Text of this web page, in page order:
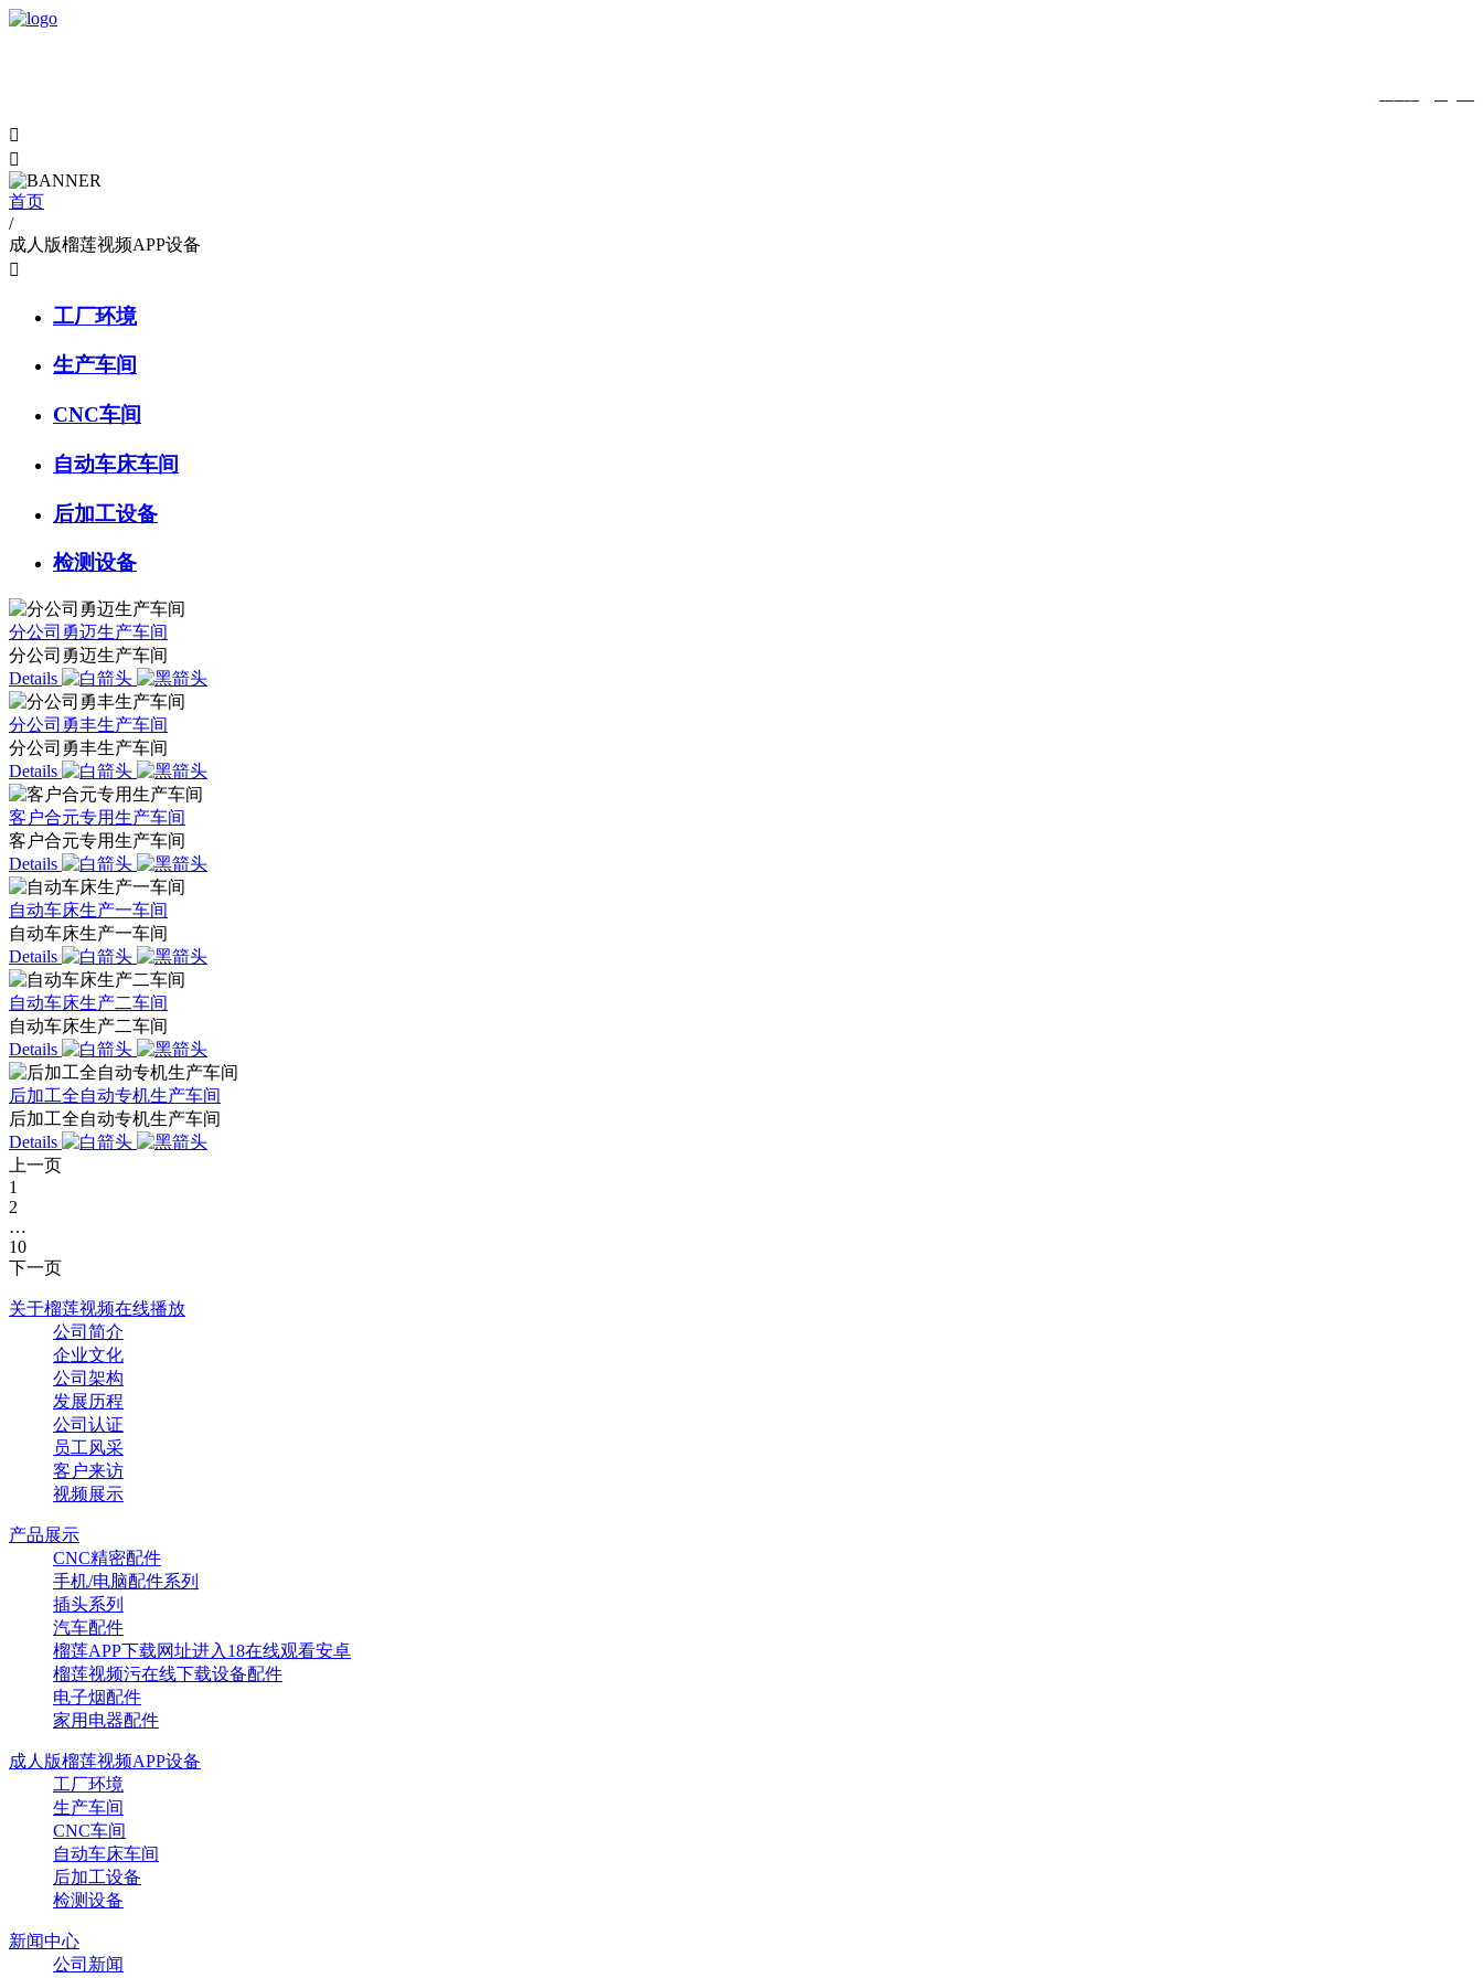


首页
/
成人版榴莲视频APP设备

工厂环境
生产车间
CNC车间
自动车床车间
后加工设备
检测设备
分公司勇迈生产车间
分公司勇迈生产车间
Details
分公司勇丰生产车间
分公司勇丰生产车间
Details
客户合元专用生产车间
客户合元专用生产车间
Details
自动车床生产一车间
自动车床生产一车间
Details
自动车床生产二车间
自动车床生产二车间
Details
后加工全自动专机生产车间
后加工全自动专机生产车间
Details
上一页
1
2
…
10
下一页
关于榴莲视频在线播放
公司简介
企业文化
公司架构
发展历程
公司认证
员工风采
客户来访
视频展示
产品展示
CNC精密配件
手机/电脑配件系列
插头系列
汽车配件
榴莲APP下载网址进入18在线观看安卓
榴莲视频污在线下载设备配件
电子烟配件
家用电器配件
成人版榴莲视频APP设备
工厂环境
生产车间
CNC车间
自动车床车间
后加工设备
检测设备
新闻中心
公司新闻